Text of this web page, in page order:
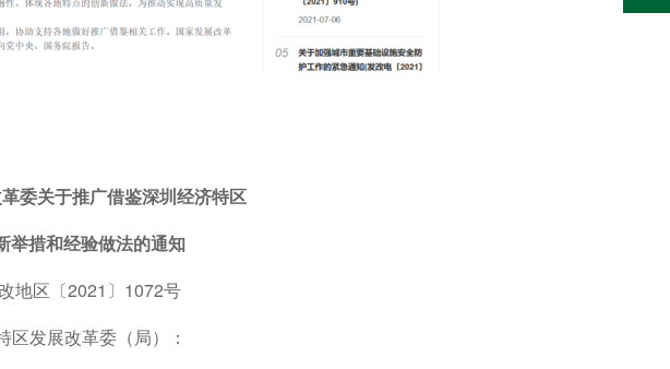
委关于推广借鉴深圳经济特区
举措和经验做法的通知
地区〔2021〕1072号
发展改革委（局）：